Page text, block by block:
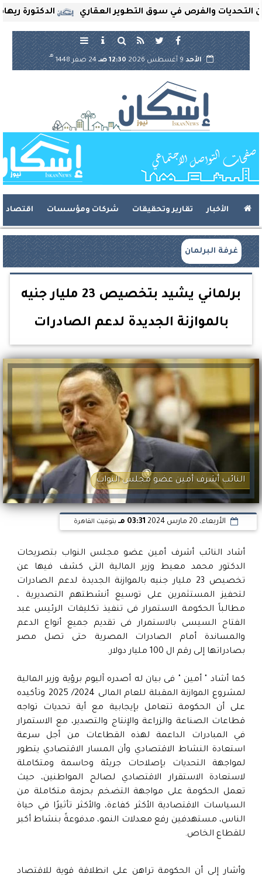
الدكتورة ريهام والفرص في سوق التطوير العقاري
الأحد9 أغسطس 2026 12:30 صـ 24 صفر 1448
هـ
الأخبار تقارير وتحقيقات شركات ومؤسسات اقتصاد
غرفة البرلمان
برلماني يشيد بتخصيص 23 مليار جنيه
بالموازنة الجديدة لدعم الصادرات
النائب أشرف أمين عضو مجلس النواب
الأربعاء، 20 مارس 2024 03:31 مـ بتوقيت القاهرة
أشاد النائب أشرف أمين عضو مجلس النواب بتصريحات
الدكتور محمد معيط وزير المالية التى كشف فيها عن
تخصيص 23 مليار جنيه بالموازنة الجديدة لدعم الصادرات
لتحفيز المستثمرين على توسيع أنشطتهم التصديرية ،
مطالباً الحكومة الاستمرار فى تنفيذ تكليفات الرئيس عبد
الفتاح السيسى بالاستمرار فى تقديم جميع أنواع الدعم
والمساندة أمام الصادرات المصرية حتى تصل مصر
بصادراتها إلى رقم ال 100 مليار دولار.
كما أشاد " أمين " فى بيان له أصدره آليوم برؤية وزير المالية
لمشروع الموازنة المقبلة للعام المالى 2024/ 2025 وتأكيده
على أن الحكومة تتعامل بإيجابية مع أية تحديات تواجه
قطاعات الصناعة والزراعة والإنتاج والتصدير، مع الاستمرار
في المبادرات الداعمة لهذه القطاعات من أجل سرعة
استعادة النشاط الاقتصادي وأن المسار الاقتصادي يتطور
لمواجهة التحديات بإصلاحات جريئة وحاسمة ومتكاملة
لاستعادة الاستقرار الاقتصادي لصالح المواطنين، حيث
تعمل الحكومة على مواجهة التضخم بحزمة متكاملة من
السياسات الاقتصادية الأكثر كفاءة، والأكثر تأثيرًا في حياة
الناس، مستهدفين رفع معدلات النمو، مدفوعةً بنشاط أكبر
للقطاع الخاص.
وأشار إلى أن الحكومة تراهن على انطلاقة قوية للاقتصاد